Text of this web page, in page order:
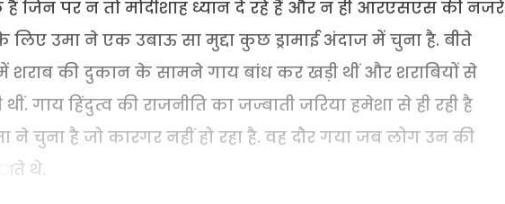
है जिन पर न तो मोदीशाह ध्यान दे रहे हैं और न ही आरएसएस की नजरें
उमा ने एक उबाऊ सा मुद्दा कुछ ड्रामाई अंदाज में चुना है. बीते
की दुकान के सामने गाय बांध कर खड़ी थीं और शराबियों से
गाय हिंदुत्व की राजनीति का जज्बाती जरिया हमेशा से ही रही है
ने चुना है जो कारगर नहीं हो रहा है. वह दौर गया जब लोग उन की
थे.